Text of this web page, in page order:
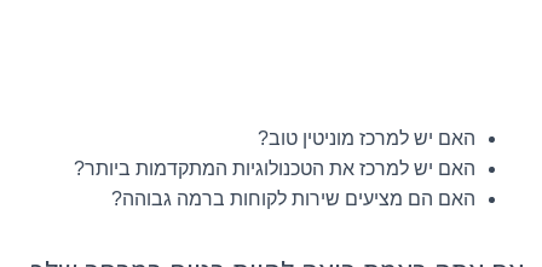
האם יש למרכז מוניטין טוב?
האם יש למרכז את הטכנולוגיות המתקדמות ביותר?
האם הם מציעים שירות לקוחות ברמה גבוהה?